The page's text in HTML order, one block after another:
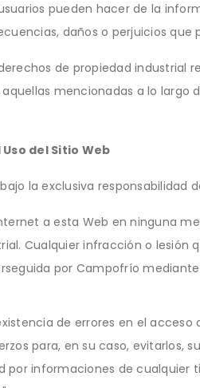
pueden hacer de la
daños o perjuicios
de propiedad industrial
mencionadas a lo
del Sitio Web
la exclusiva responsabilidad
a esta Web en ninguna
Cualquier infracción o lesión
por Campofrío
de errores en el
para, en su caso, evitarlos,
por informaciones de